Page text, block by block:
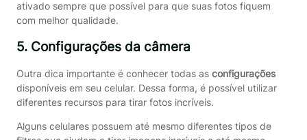
ativado sempre que possível para que suas fotos fiquem
com melhor qualidade.
5. Configurações da câmera
Outra dica importante é conhecer todas as configurações
disponíveis em seu celular. Dessa forma, é possível utilizar
diferentes recursos para tirar fotos incríveis.
Alguns celulares possuem até mesmo diferentes tipos de